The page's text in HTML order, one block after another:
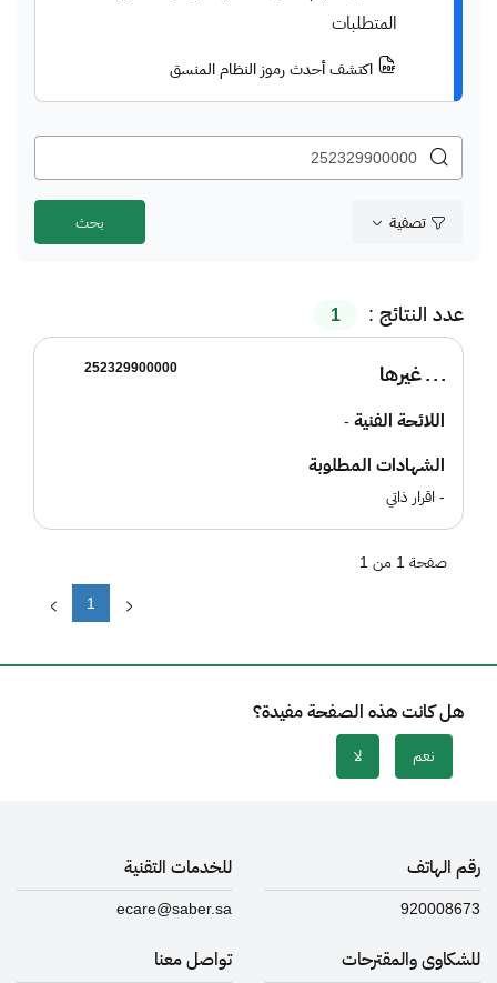
المتطلبات
اكتشف أحدث رموز النظام المنسق
تصفية
عدد النتائج : 1
252329900000 ـ ـ ـ غيرها
اللائحة الفنية -
الشهادات المطلوبة
- اقرار ذاتي
1
صفحة 1 من 1
هل كانت هذه الصفحة مفيدة؟
نعم لا
رقم الهاتف
920008673
للخدمات التقنية
ecare@saber.sa
للشكاوى والمقترحات تواصل معنا